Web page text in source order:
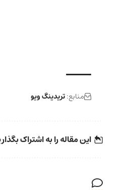
منابع:تریدینگ ویو
این مقاله را به اشتراک